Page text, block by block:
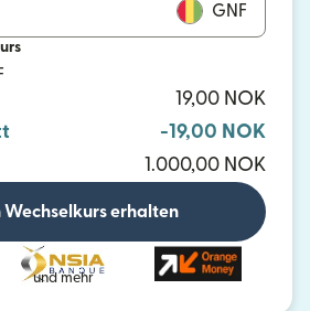
GNF
19,00 NOK
-19,00 NOK
1.000,00 NOK
Wechselkurs erhalten
und mehr